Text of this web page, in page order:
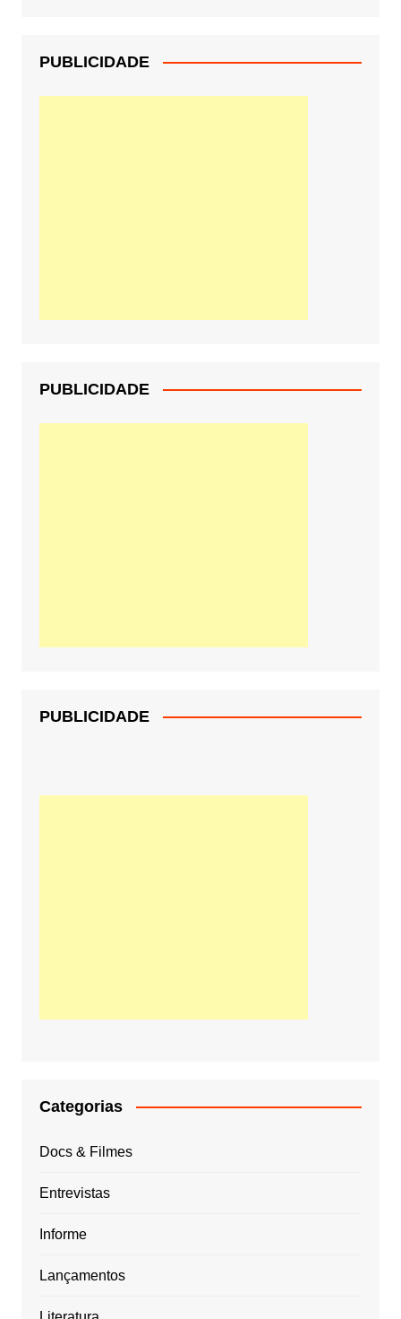
PUBLICIDADE
PUBLICIDADE
PUBLICIDADE
Categorias
Docs & Filmes
Entrevistas
Informe
Lançamentos